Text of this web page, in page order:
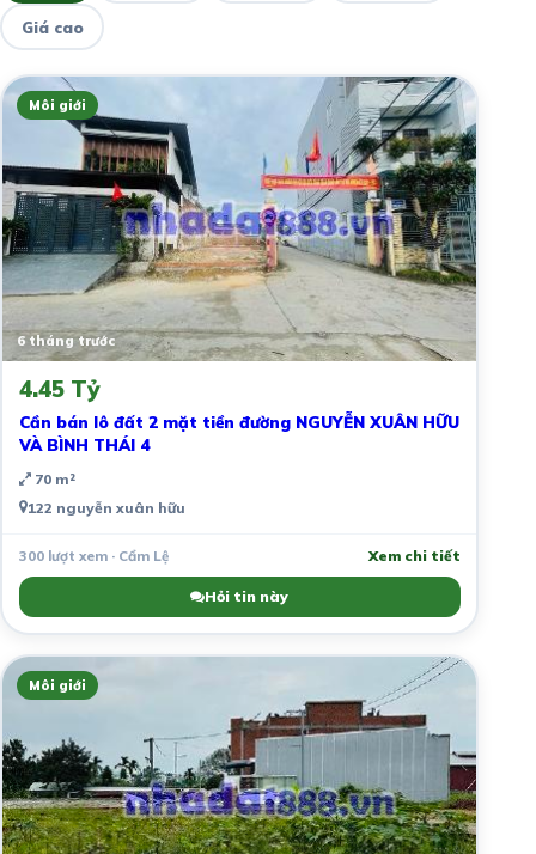
Giá cao
Môi giới
6 tháng trước
4.45 Tỷ
Cần bán lô đất 2 mặt tiền đường NGUYỄN XUÂN HỮU
VÀ BÌNH THÁI 4
70 m²
122 nguyễn xuân hữu
300 lượt xem · Cẩm Lệ Xem chi tiết
Hỏi tin này
Môi giới